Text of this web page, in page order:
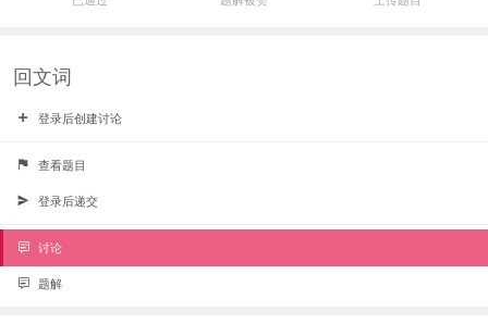
回文词
登录后创建讨论
查看题目
登录后递交
讨论
题解